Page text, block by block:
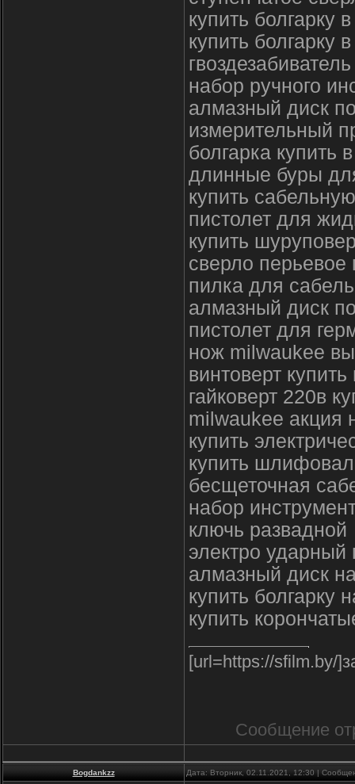
купить болгарку
купить болгарку
набор ручного
алмазный диск
измерительный
болгарка купить
длинные буры
купить
пистолет для
купить
сверло перьевое
пилка для
алмазный диск
пистолет для
нож milwaukee
винтоверт
гайковерт 220в
milwaukee акция
купить
купить
бесщеточная
набор
ключь развадной
электро ударный
алмазный диск
купить болгарку
купить
[url=https://sfilm.by/
Сообщение
Bogdankzz Дата: Вторник, 02.11.2021, 12:30 |